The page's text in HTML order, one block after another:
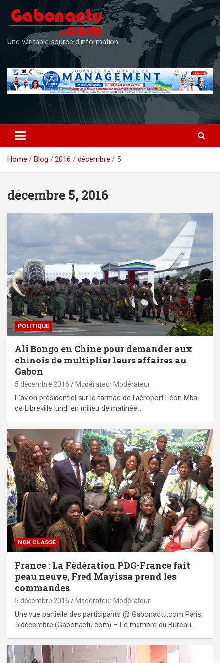
content
Une véritable source d'information
Home Blog 2016 décembre 5
décembre 5, 2016
POLITIQUE
Ali Bongo en Chine pour demander aux
chinois de multiplier leurs affaires au
Gabon
5 décembre 2016 Modérateur Modérateur
L’avion présidentiel sur le tarmac de l’aéroport Léon Mba
de Libreville lundi en milieu de matinée…
NON CLASSÉ
France : La Fédération PDG-France fait
peau neuve, Fred Mayissa prend les
commandes
5 décembre 2016 Modérateur Modérateur
Une vue partielle des participants @ Gabonactu.com Paris,
5 décembre (Gabonactu.com) – Le membre du Bureau…